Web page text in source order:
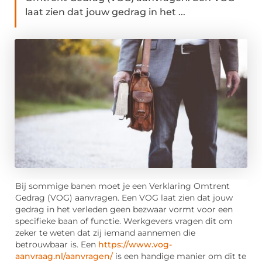
laat zien dat jouw gedrag in het ...
Bij sommige banen moet je een Verklaring Omtrent
Gedrag (VOG) aanvragen. Een VOG laat zien dat jouw
gedrag in het verleden geen bezwaar vormt voor een
specifieke baan of functie. Werkgevers vragen dit om
zeker te weten dat zij iemand aannemen die
betrouwbaar is. Een https://www.vog-
aanvraag.nl/aanvragen/ is een handige manier om dit te